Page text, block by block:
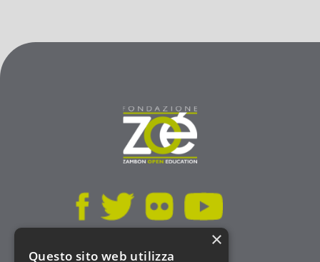
Statuto
×
Questo sito web utilizza